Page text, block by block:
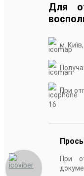
Для
м.
При
16
При